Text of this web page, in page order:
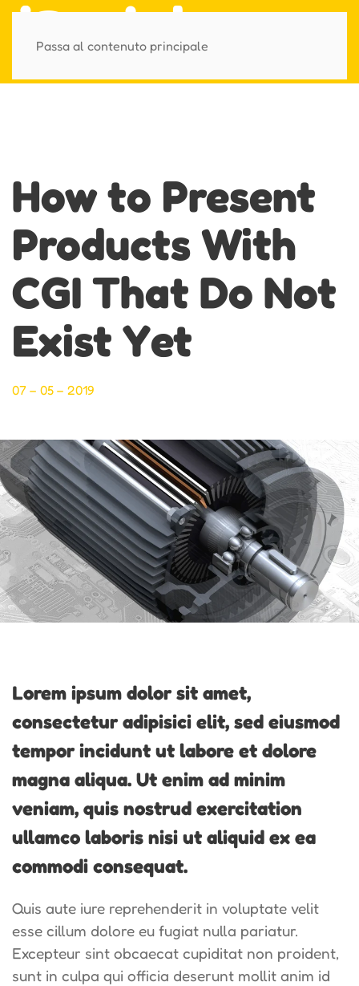
Passa al contenuto principale
How to Present
Products With
CGI That Do Not
Exist Yet
07 – 05 – 2019
Lorem ipsum dolor sit amet,
consectetur adipisici elit, sed eiusmod
tempor incidunt ut labore et dolore
magna aliqua. Ut enim ad minim
veniam, quis nostrud exercitation
ullamco laboris nisi ut aliquid ex ea
commodi consequat.
Quis aute iure reprehenderit in voluptate velit
esse cillum dolore eu fugiat nulla pariatur.
Excepteur sint obcaecat cupiditat non proident,
sunt in culpa qui officia deserunt mollit anim id